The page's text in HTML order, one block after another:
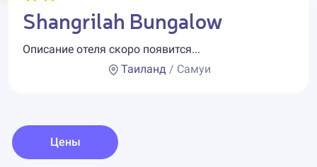
Shangrilah Bungalow
Описание отеля скоро появится...
Таиланд / Самуи
Цены